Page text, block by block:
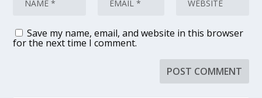
Save my name, email, and website in this browser
for the next time I comment.